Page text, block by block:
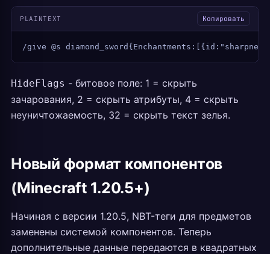
PLAINTEXT Копировать
/give @s
HideFlags - битовое поле: 1 = скрыть
зачарования, 2 = скрыть атрибуты, 4 = скрыть
неуничтожаемость, 32 = скрыть текст зелья.
Новый формат компонентов
(Minecraft 1.20.5+)
Начиная с версии 1.20.5, NBT-теги для предметов
заменены системой компонентов. Теперь
дополнительные данные передаются в квадратных